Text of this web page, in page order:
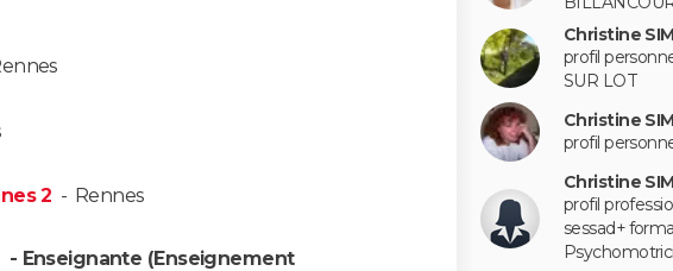
2 - Rennes
- Enseignante (Enseignement
Christine
profil
SUR LOT
Christine
profil
Christine
profil
sessad+